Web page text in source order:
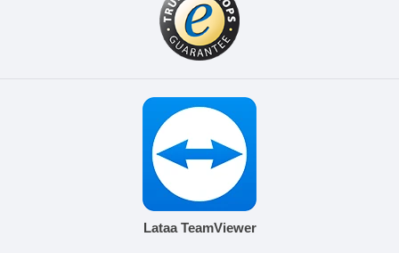
Lataa TeamViewer